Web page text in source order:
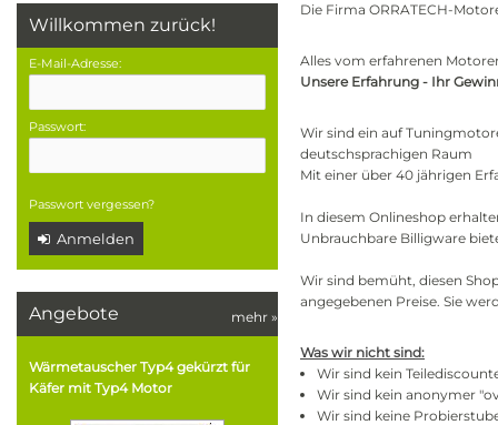
Willkommen zurück!
E-Mail-Adresse:
Passwort:
Passwort vergessen?
Anmelden
Angebote mehr »
Wärmetauscher Typ4 gekürzt für
Käfer mit Typ4 Motor
Die Firma ORRATECH-
Alles vom erfahrenen
Unsere Erfahrung - Ihr
Wir sind ein auf
deutschsprachigen Raum
Mit einer über 40 jährigen
In diesem Onlineshop
Unbrauchbare Billigware
Wir sind bemüht, diesen
angegebenen Preise. Sie
Was wir nicht sind:
Wir sind kein
Wir sind kein anonymer
Wir sind keine